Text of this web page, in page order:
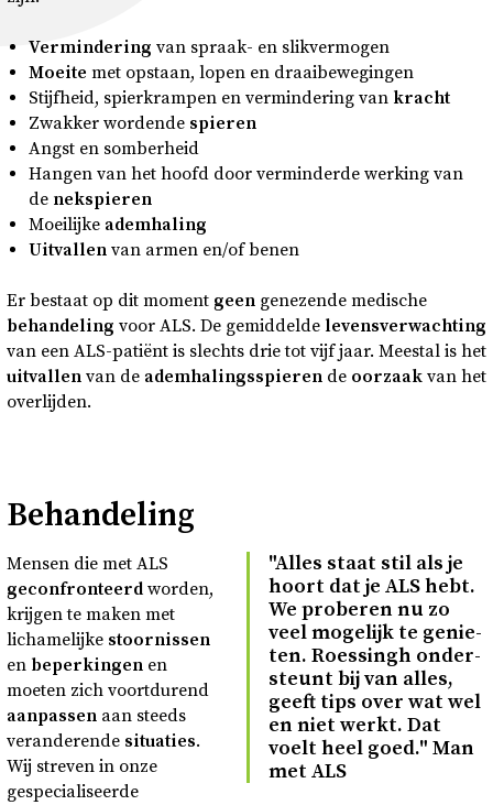
Vermindering van spraak- en slikvermogen
Moeite met opstaan, lopen en draaibewegingen
Stijfheid, spierkrampen en vermindering van kracht
Zwakker wordende spieren
Angst en somberheid
Hangen van het hoofd door verminderde werking van
de nekspieren
Moeilijke ademhaling
Uitvallen van armen en/of benen
Er bestaat op dit moment geen genezende medische
behandeling voor ALS. De gemiddelde levensverwachting
van een ALS-patiënt is slechts drie tot vijf jaar. Meestal is het
uitvallen van de ademhalingsspieren de oorzaak van het
overlijden.
Behandeling
"Alles staat stil als je
hoort dat je ALS hebt.
We pro­be­ren nu zo
veel mo­ge­lijk te ge­nie­
ten. Roes­singh on­der­
steunt bij van alles,
geeft tips over wat wel
en niet werkt. Dat
voelt heel goed." Man
met ALS
Mensen die met ALS
geconfronteerd worden,
krijgen te maken met
lichamelijke stoornissen
en beperkingen en
moeten zich voortdurend
aanpassen aan steeds
veranderende situaties.
Wij streven in onze
gespecialiseerde